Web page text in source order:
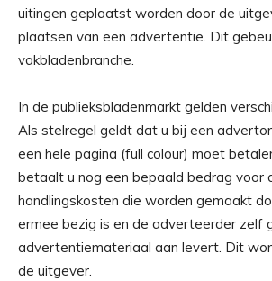
uitingen geplaatst worden door de
plaatsen van een advertentie. Dit
vakbladenbranche.
In de publieksbladenmarkt gelden
Als stelregel geldt dat u bij een
een hele pagina (full colour) moet
betaalt u nog een bepaald bedrag voor
handlingskosten die worden gemaakt
ermee bezig is en de adverteerder zelf
advertentiemateriaal aan levert. Dit
de uitgever.